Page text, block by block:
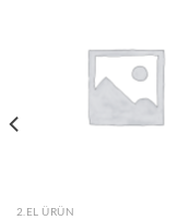
2.EL ÜRÜN